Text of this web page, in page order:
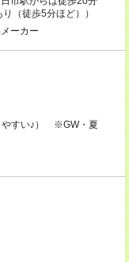
（徒歩5分ほど））
ーカー
やすい♪） ※GW・夏